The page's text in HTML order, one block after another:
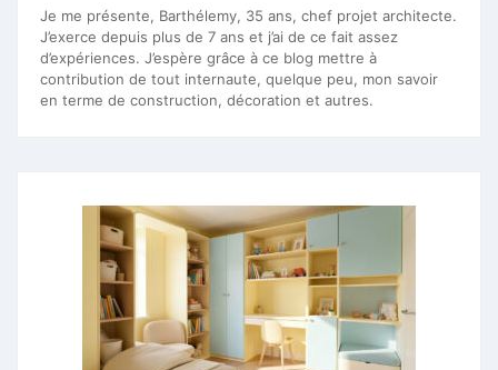
Je me présente, Barthélemy, 35 ans, chef projet architecte.
J’exerce depuis plus de 7 ans et j’ai de ce fait assez
d’expériences. J’espère grâce à ce blog mettre à
contribution de tout internaute, quelque peu, mon savoir
en terme de construction, décoration et autres.